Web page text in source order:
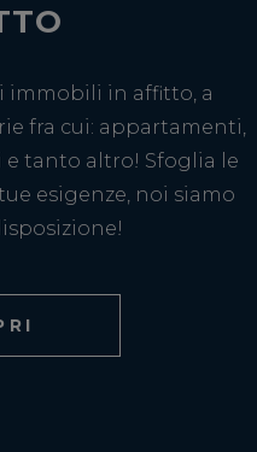
immobili in affitto, a
fra cui: appartamenti,
e tanto altro! Sfoglia le
esigenze, noi siamo